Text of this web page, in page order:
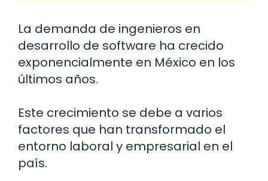
La demanda de ingenieros en
desarrollo de software ha crecido
exponencialmente en México en los
últimos años.
Este crecimiento se debe a varios
factores que han transformado el
entorno laboral y empresarial en el
país.